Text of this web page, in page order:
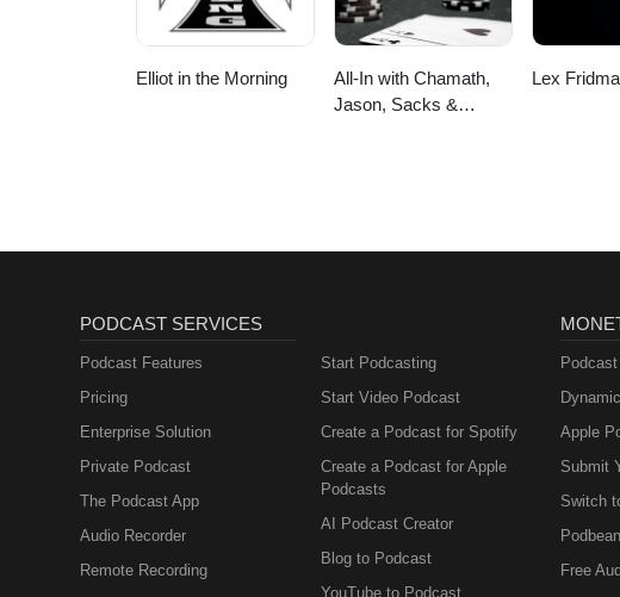
Elliot in the Morning
All-In with Chamath,
Jason, Sacks &
Lex
PODCAST SERVICES
Podcast Features
Pricing
Enterprise Solution
Private Podcast
The Podcast App
Audio Recorder
Remote Recording
Start Podcasting
Start Video Podcast
Create a Podcast for Spotify
Create a Podcast for Apple
Podcasts
AI Podcast Creator
Blog to Podcast
YouTube to Podcast
Apple
Submit
Switch
Free